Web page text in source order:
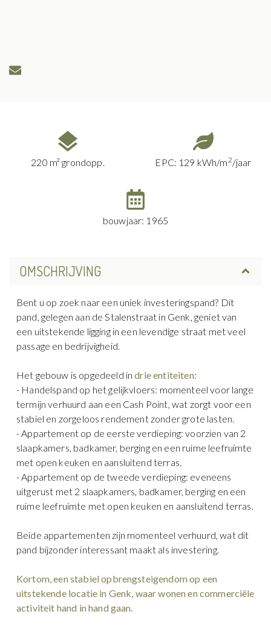
220 m² grondopp. EPC: 129 kWh/m 2/jaar
bouwjaar: 1965
OMSCHRIJVING
Bent u op zoek naar een uniek investeringspand? Dit
pand, gelegen aan de Stalenstraat in Genk, geniet van
een uitstekende ligging in een levendige straat met veel
passage en bedrijvigheid.
Het gebouw is opgedeeld indrie entiteiten:
- Handelspand op het gelijkvloers: momenteel voor lange
termijn verhuurd aan een Cash Point, wat zorgt voor een
stabiel en zorgeloos rendement zonder grote lasten.
- Appartement op de eerste verdieping: voorzien van 2
slaapkamers, badkamer, berging en een ruime leefruimte
met open keuken en aansluitend terras.
- Appartement op de tweede verdieping: eveneens
uitgerust met 2 slaapkamers, badkamer, berging en een
ruime leefruimte met open keuken en aansluitend terras.
Beide appartementen zijn momenteel verhuurd, wat dit
pand bijzonder interessant maakt als investering.
Kortom, een stabiel opbrengsteigendom op een
uitstekende locatie in Genk, waar wonen en commerciële
activiteit hand in hand gaan.